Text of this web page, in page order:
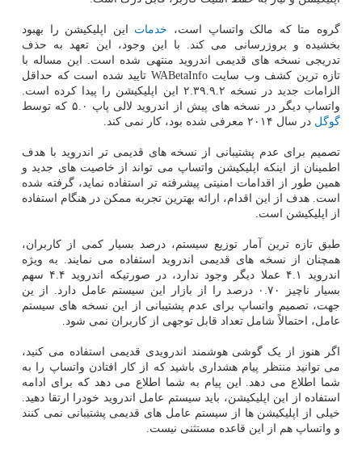
گروه متا که مالک واتساپ است، خدمات این اپلیکیشن را بهبود
بخشیده و بروزرسانی می کند. با این وجود، این تعهد به حذف
تدریجی نسخه های قدیمی اندروید منتهی شده است. این مساله با
تازه ترین کشف وب سایت WABetaInfo تایید شده است که حداقل
الزامات جدید در نسخه ۲.۳۹.۹.۲ این اپلیکیشن را پیدا کرده است.
واتساپ دیگر در نسخه های پیش از اندروید لالی پاپ ۵.۰ که توسط
گوگل در سال ۲۰۱۴ معرفی شده بود، کار نمی کند.
تصمیم برای عدم پشتیبانی از نسخه های قدیمی تر اندروید با هدف
اطمینان از اینکه اپلیکیشن واتساپ می تواند از خاصیت های جدید و
همین طور از اقدامات امنیتی پیشرفته تر استفاده نماید، گرفته شده
است. هدف از این اقدام، ارائه بهترین تجربه ممکن در هنگام استفاده
از اپلیکیشن است.
طبق تازه ترین آمار توزیع سیستم، درصد بسیار کمی از کاربران،
همچنان از نسخه های قدیمی اندروید استفاده می نمایند. به ویژه
اندروید ۴.۱ عملا دیگر وجود ندارد، در صورتیکه اندروید ۴.۴ سهم
بسیار ناچیز ۰.۷۰ درصد را از بازار این سیستم عامل دارد. از ین
جهت، تصمیم واتساپ برای عدم پشتیبانی از این نسخه های سیستم
عامل، احتمالاً شامل تعداد قابل توجهی از کاربران نمی شود.
اگر هنوز از یک گوشی هوشمند اندرویدی قدیمی استفاده می کنید،
می توانید منتظر پیام هشداری باشید که از کار افتادن واتساپ را به
شما اطلاع می دهد. این پیام به شما اطلاع می دهد که برای ادامه
استفاده از این اپلیکیشن، باید سیستم عامل اندروید خودرا ارتقا دهید.
خیلی از اپلیکیشن ها از سیستم عامل های قدیمی پشتیبانی نمی کنند
و واتساپ هم از این قاعده مستثنی نیست.